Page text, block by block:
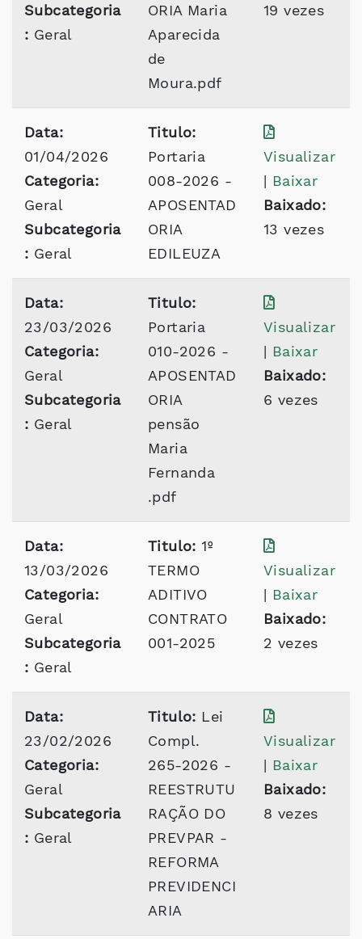
Subcategoria
: Geral
ORIA Maria
Aparecida
de
Moura.pdf
19 vezes
Data:
01/04/2026
Categoria:
Geral
Subcategoria
: Geral
Titulo:
Portaria
008-2026 -
APOSENTAD
ORIA
EDILEUZA
Visualizar
| Baixar
Baixado:
13 vezes
Data:
23/03/2026
Categoria:
Geral
Subcategoria
: Geral
Titulo:
Portaria
010-2026 -
APOSENTAD
ORIA
pensão
Maria
Fernanda
.pdf
Visualizar
| Baixar
Baixado:
6 vezes
Data:
13/03/2026
Categoria:
Geral
Subcategoria
: Geral
Titulo: 1º
TERMO
ADITIVO
CONTRATO
001-2025
Visualizar
| Baixar
Baixado:
2 vezes
Data:
23/02/2026
Categoria:
Geral
Subcategoria
: Geral
Titulo: Lei
Compl.
265-2026 -
REESTRUTU
RAÇÃO DO
PREVPAR -
REFORMA
PREVIDENCI
ARIA
Visualizar
| Baixar
Baixado:
8 vezes